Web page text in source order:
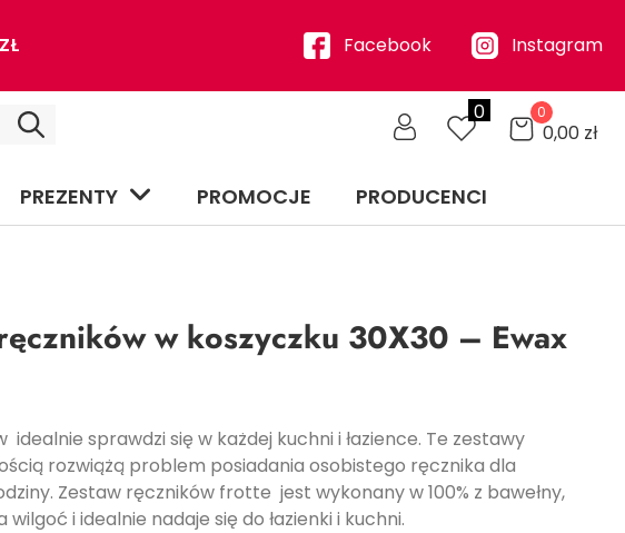
Facebook Instagram
0 0
0,00 zł
PREZENTY PROMOCJE PRODUCENCI
w koszyczku 30X30 – Ewax
idealnie sprawdzi się w każdej kuchni i łazience. Te zestawy
rozwiążą problem posiadania osobistego ręcznika dla
Zestaw ręczników frotte jest wykonany w 100% z bawełny,
wilgoć i idealnie nadaje się do łazienki i kuchni.